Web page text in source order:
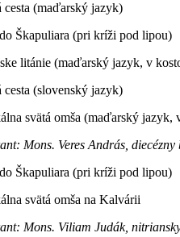
(maďarský jazyk)
Škapuliara (pri kríži pod lipou)
litánie (maďarský jazyk, v
(slovenský jazyk)
svätá omša (maďarský jazyk,
Mons. Veres András,
Škapuliara (pri kríži pod lipou)
svätá omša na Kalvárii
Mons. Viliam Judák,